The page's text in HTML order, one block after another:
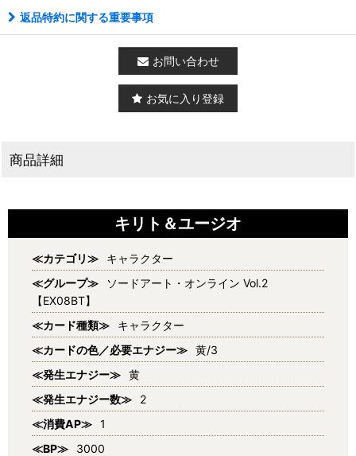
返品特約に関する重要事項
お問い合わせ
お気に入り登録
商品詳細
キリト＆ユージオ
≪カテゴリ≫
キャラクター
≪グループ≫
ソードアート・オンライン Vol.2
【EX08BT】
≪カード種類≫
キャラクター
≪カードの色／必要エナジー≫ 黄/3
≪発生エナジー≫ 黄
≪発生エナジー数≫
2
≪消費AP≫ 1
≪BP≫
3000